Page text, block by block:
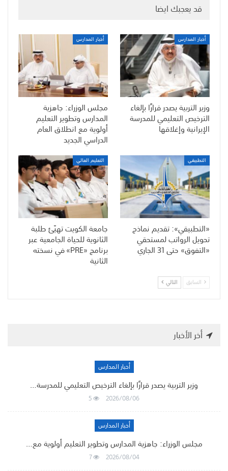
قد يعجبك ايضا
أخبار المدارس
وزير التربية يصدر قرارًا بإلغاء
الترخيص التعليمي للمدرسة
الإيرانية وإغلاقها
أخبار المدارس
مجلس الوزراء: جاهزية
المدارس وتطوير التعليم
أولوية مع انطلاق العام
الدراسي الجديد
التطبيقي
«التطبيقي»: تقديم نماذج
تحويل الرواتب لمستحقي
«التفوق» حتى 31 الجاري
التعليم العالي
جامعة الكويت تهيّئ طلبة
الثانوية للحياة الجامعية عبر
برنامج «PRE» في نسخته
الثانية
السابق التالي
أخر الأخبار
أخبار المدارس
وزير التربية يصدر قرارًا بإلغاء الترخيص التعليمي للمدرسة…
2026/08/06
5
أخبار المدارس
مجلس الوزراء: جاهزية المدارس وتطوير التعليم أولوية مع…
2026/08/04
7